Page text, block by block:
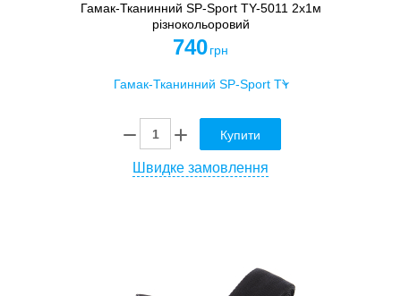
Гамак-Тканинний SP-Sport TY-5011 2х1м
різнокольоровий
740 грн
Купити
Швидке замовлення